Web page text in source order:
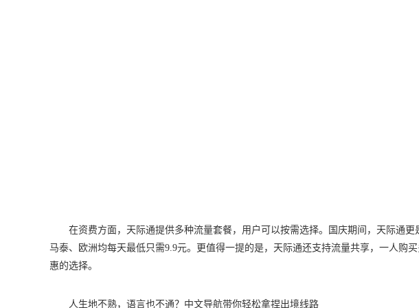
在资费方面，天际通提供多种流量套餐，用户可以按需选择。国庆期间，天际通
马泰、欧洲均每天最低只需9.9元。更值得一提的是，天际通还支持流量共享，一人购
惠的选择。
人生地不熟，语言也不通？中文导航带你轻松拿捏出境线路